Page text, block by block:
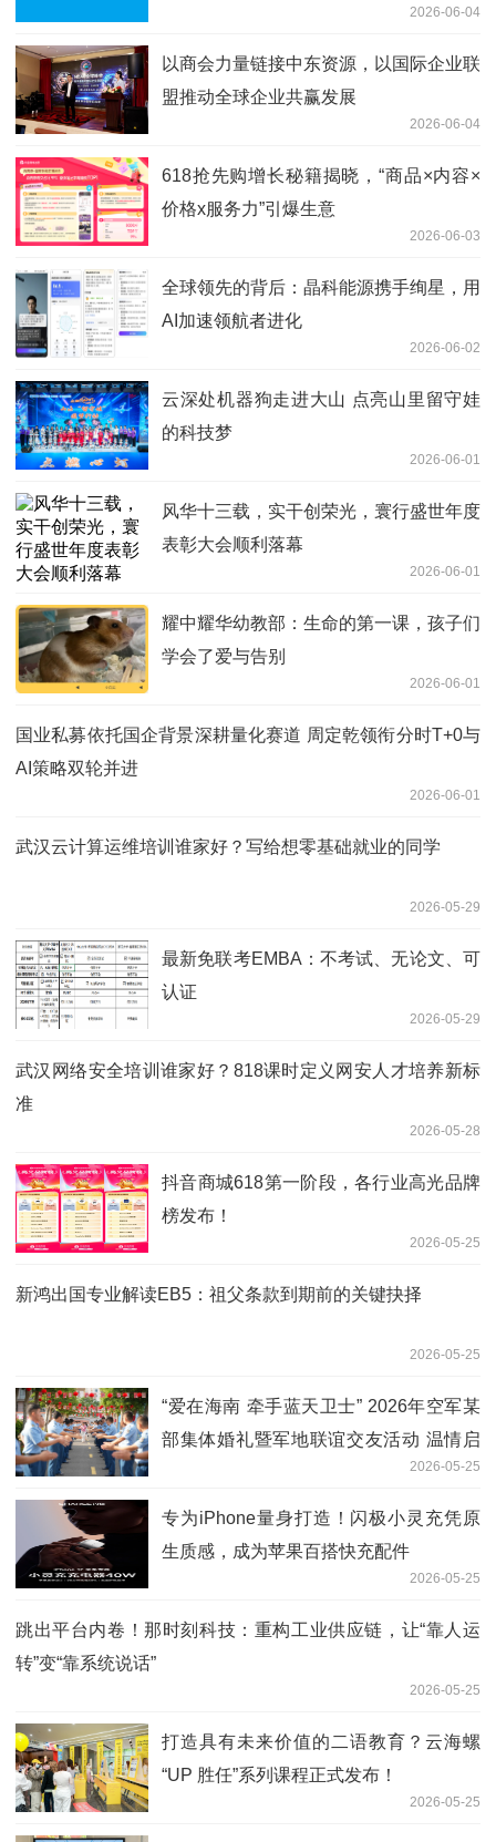
2026-06-04
以商会力量链接中东资源，以国际企业联
盟推动全球企业共赢发展
2026-06-04
618抢先购增长秘籍揭晓，“商品×内容×
价格x服务力”引爆生意
2026-06-03
全球领先的背后：晶科能源携手绚星，用
AI加速领航者进化
2026-06-02
云深处机器狗走进大山 点亮山里留守娃
的科技梦
2026-06-01
风华十三载，实干创荣光，寰行盛世年度
表彰大会顺利落幕
2026-06-01
耀中耀华幼教部：生命的第一课，孩子们
学会了爱与告别
2026-06-01
国业私募依托国企背景深耕量化赛道 周定乾领衔分时T+0与
AI策略双轮并进
2026-06-01
武汉云计算运维培训谁家好？写给想零基础就业的同学
2026-05-29
最新免联考EMBA：不考试、无论文、可
认证
2026-05-29
武汉网络安全培训谁家好？818课时定义网安人才培养新标
准
2026-05-28
抖音商城618第一阶段，各行业高光品牌
榜发布！
2026-05-25
新鸿出国专业解读EB5：祖父条款到期前的关键抉择
2026-05-25
“爱在海南 牵手蓝天卫士” 2026年空军某
部集体婚礼暨军地联谊交友活动 温情启
2026-05-25
专为iPhone量身打造！闪极小灵充凭原
生质感，成为苹果百搭快充配件
2026-05-25
跳出平台内卷！那时刻科技：重构工业供应链，让“靠人运
转”变“靠系统说话”
2026-05-25
打造具有未来价值的二语教育？云海螺
“UP 胜任”系列课程正式发布！
2026-05-25